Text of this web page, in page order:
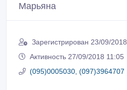
Марьяна
Зарегистрирован 23/09/2018
Активность 27/09/2018 11:05
(095)0005030, (097)3964707